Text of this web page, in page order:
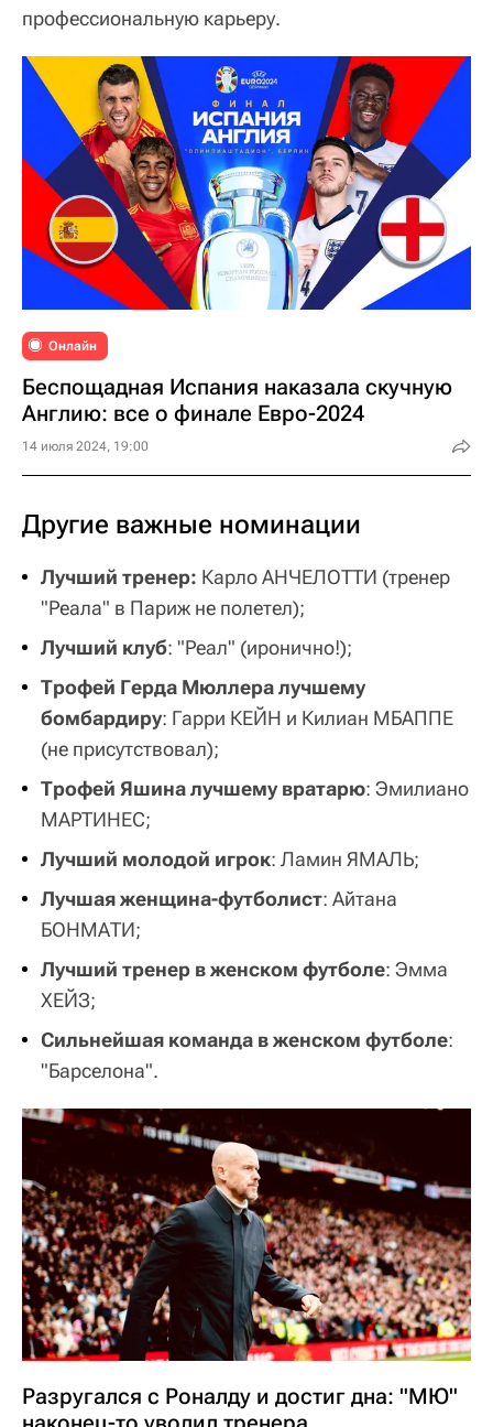
профессиональную карьеру.
Онлайн
Беспощадная Испания наказала скучную
Англию: все о финале Евро-2024
14 июля 2024, 19:00
Другие важные номинации
Лучший тренер: Карло АНЧЕЛОТТИ (тренер
"Реала" в Париж не полетел);
Лучший клуб: "Реал" (иронично!);
Трофей Герда Мюллера лучшему
бомбардиру: Гарри КЕЙН и Килиан МБАППЕ
(не присутствовал);
Трофей Яшина лучшему вратарю: Эмилиано
МАРТИНЕС;
Лучший молодой игрок: Ламин ЯМАЛЬ;
Лучшая женщина-футболист: Айтана
БОНМАТИ;
Лучший тренер в женском футболе: Эмма
ХЕЙЗ;
Сильнейшая команда в женском футболе:
"Барселона".
Разругался с Роналду и достиг дна: "МЮ"